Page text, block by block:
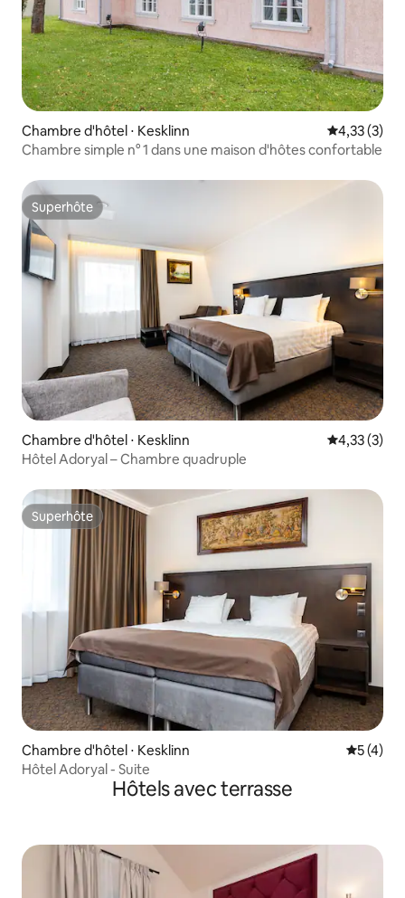
Chambre d'hôtel ⋅ Kesklinn Évaluation
4,33 (3)
Chambre simple n° 1 dans une maison d'hôtes confortable
Superhôte
Superhôte
Chambre d'hôtel ⋅ Kesklinn Évaluation
4,33 (3)
Hôtel Adoryal – Chambre quadruple
Superhôte
Superhôte
Chambre d'hôtel ⋅ Kesklinn
5 (4)
Hôtel Adoryal - Suite
Hôtels avec terrasse